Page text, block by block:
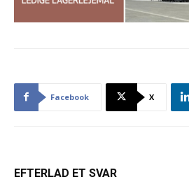
Facebook X
EFTERLAD ET SVAR